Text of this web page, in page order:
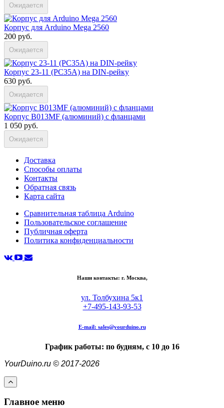
Ожидается
Корпус для Arduino Mega 2560
200 руб.
Ожидается
Корпус 23-11 (PC35A) на DIN-рейку
630 руб.
Ожидается
Корпус B013MF (алюминий) с фланцами
1 050 руб.
Ожидается
Доставка
Способы оплаты
Контакты
Обратная связь
Карта сайта
Сравнительная таблица Arduino
Пользовательское соглашение
Публичная оферта
Политика конфиденциальности
Наши контакты: г. Москва,
ул. Толбухина 5к1
+7-495-143-93-53
E-mail: sales@yourduino.ru
График работы: по будням, с 10 до 16
YourDuino.ru © 2017-2026
Главное меню